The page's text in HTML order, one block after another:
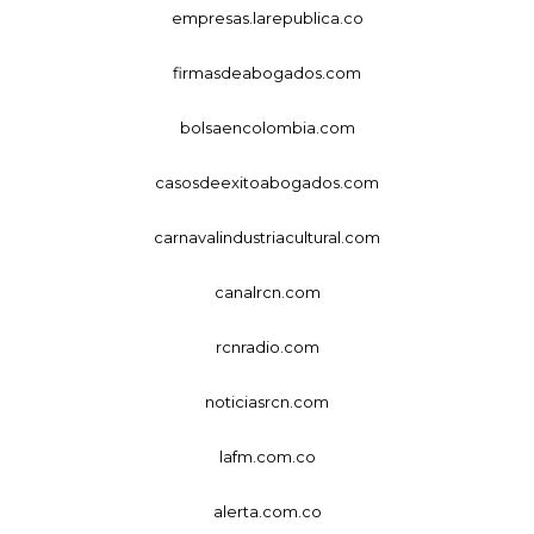
empresas.larepublica.co
firmasdeabogados.com
bolsaencolombia.com
casosdeexitoabogados.com
carnavalindustriacultural.com
canalrcn.com
rcnradio.com
noticiasrcn.com
lafm.com.co
alerta.com.co